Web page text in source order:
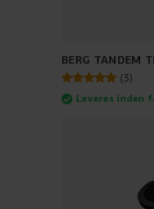
BERG TANDEM
(3)
Leveres inden